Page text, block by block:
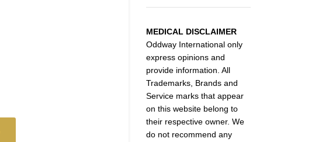
MEDICAL DISCLAIMER
Oddway International only
express opinions and
provide information. All
Trademarks, Brands and
Service marks that appear
on this website belong to
their respective owner. We
do not recommend any